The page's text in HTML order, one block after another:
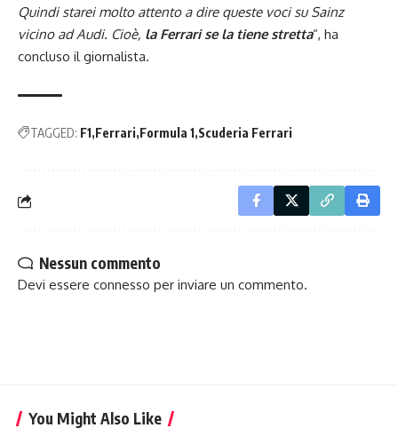
Quindi starei molto attento a dire queste voci su Sainz
vicino ad Audi. Cioè, la Ferrari se la tiene stretta“, ha
concluso il giornalista.
TAGGED: F1 Ferrari Formula 1 Scuderia Ferrari
Nessun commento
Devi essere connesso per inviare un commento.
You Might Also Like